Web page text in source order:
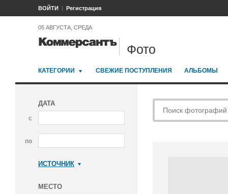
ВОЙТИ Регистрация
05 АВГУСТА, СРЕДА
Фото
КАТЕГОРИИ СВЕЖИЕ ПОСТУПЛЕНИЯ АЛЬБОМЫ
ДАТА
с
по
ИСТОЧНИК
МЕСТО